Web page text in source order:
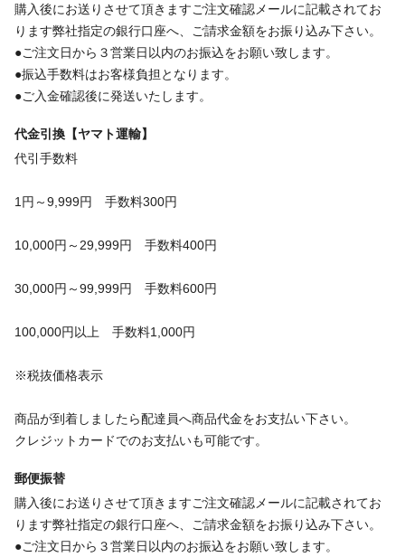
購入後にお送りさせて頂きますご注文確認メールに記載されてお
ります弊社指定の銀行口座へ、ご請求金額をお振り込み下さい。
●ご注文日から３営業日以内のお振込をお願い致します。
●振込手数料はお客様負担となります。
●ご入金確認後に発送いたします。
代金引換【ヤマト運輸】
代引手数料
1円～9,999円 手数料300円
10,000円～29,999円 手数料400円
30,000円～99,999円 手数料600円
100,000円以上 手数料1,000円
※税抜価格表示
商品が到着しましたら配達員へ商品代金をお支払い下さい。
クレジットカードでのお支払いも可能です。
郵便振替
購入後にお送りさせて頂きますご注文確認メールに記載されてお
ります弊社指定の銀行口座へ、ご請求金額をお振り込み下さい。
●ご注文日から３営業日以内のお振込をお願い致します。